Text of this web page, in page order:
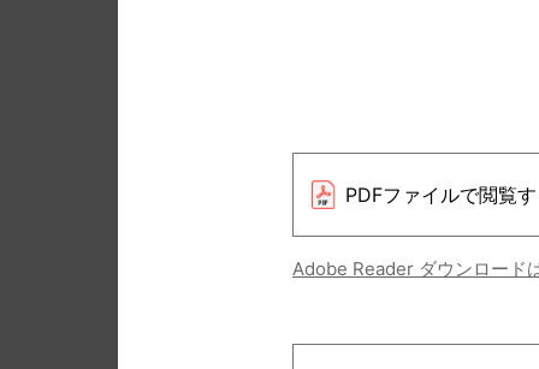
PDFファイルで閲覧
Adobe Reader ダウンロード